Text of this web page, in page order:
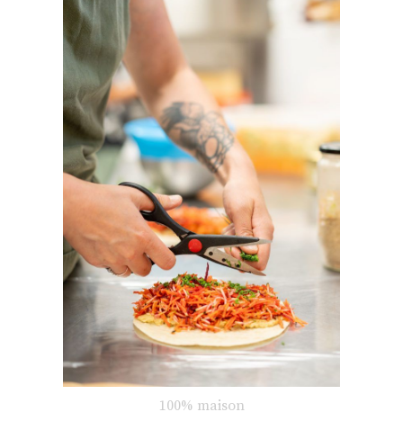
100% maison